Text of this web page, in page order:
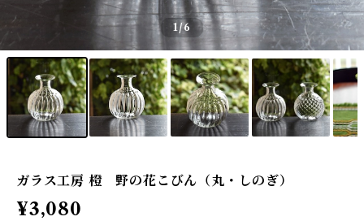
1/6
ガラス工房 橙 野の花こびん（丸・しのぎ）
¥3,080